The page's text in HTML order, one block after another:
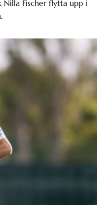
Fischer flytta upp i